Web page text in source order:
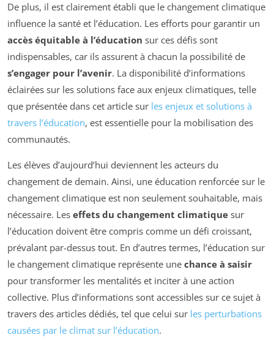
De plus, il est clairement établi que le changement climatique
influence la santé et l’éducation. Les efforts pour garantir un
accès équitable à l’éducation sur ces défis sont
indispensables, car ils assurent à chacun la possibilité de
s’engager pour l’avenir. La disponibilité d’informations
éclairées sur les solutions face aux enjeux climatiques, telle
que présentée dans cet article sur les enjeux et solutions à
travers l’éducation, est essentielle pour la mobilisation des
communautés.
Les élèves d’aujourd’hui deviennent les acteurs du
changement de demain. Ainsi, une éducation renforcée sur le
changement climatique est non seulement souhaitable, mais
nécessaire. Les effets du changement climatique sur
l’éducation doivent être compris comme un défi croissant,
prévalant par-dessus tout. En d’autres termes, l’éducation sur
le changement climatique représente une chance à saisir
pour transformer les mentalités et inciter à une action
collective. Plus d’informations sont accessibles sur ce sujet à
travers des articles dédiés, tel que celui sur les perturbations
causées par le climat sur l’éducation.